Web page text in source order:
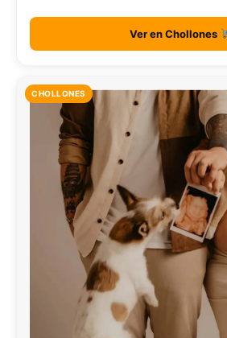
Ver en Chollones
CHOLLONES